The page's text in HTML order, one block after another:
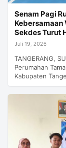
Senam Pagi
Kebersamaan
Sekdes Turut
Juli 19, 2026
TANGERANG,
Perumahan
Kabupaten